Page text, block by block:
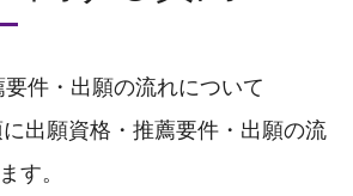
ラス件・出願の流れについて
出願資格・推薦要件・出願の流
す。